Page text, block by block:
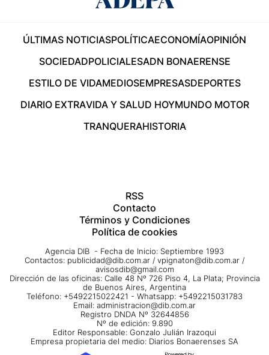
ÚLTIMAS NOTICIASPOLÍTICAECONOMÍAOPINIÓN
SOCIEDADPOLICIALESADN BONAERENSE
ESTILO DE VIDAMEDIOSEMPRESASDEPORTES
DIARIO EXTRAVIDA Y SALUD HOYMUNDO MOTOR
TRANQUERAHISTORIA
RSS
Contacto
Términos y Condiciones
Política de cookies
Agencia DIB - Fecha de Inicio: Septiembre 1993
Contactos: publicidad@dib.com.ar / vpignaton@dib.com.ar /
avisosdib@gmail.com
Dirección de las oficinas: Calle 48 Nº 726 Piso 4, La Plata; Provincia
de Buenos Aires, Argentina
Teléfono: +5492215022421 - Whatsapp: +5492215031783
Email: administracion@dib.com.ar
Registro DNDA Nº 32644856
Nº de edición: 9.890
Editor Responsable: Gonzalo Julián Irazoqui
Empresa propietaria del medio: Diarios Bonaerenses SA